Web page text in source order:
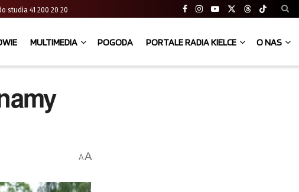
studia 41 200 20 20
MULTIMEDIA POGODA PORTALE RADIA KIELCE O NAS
AA